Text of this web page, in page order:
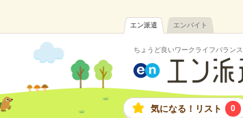
エン派遣 エンバイト
ちょうど良いワークライフバラン
気になる！リスト 0